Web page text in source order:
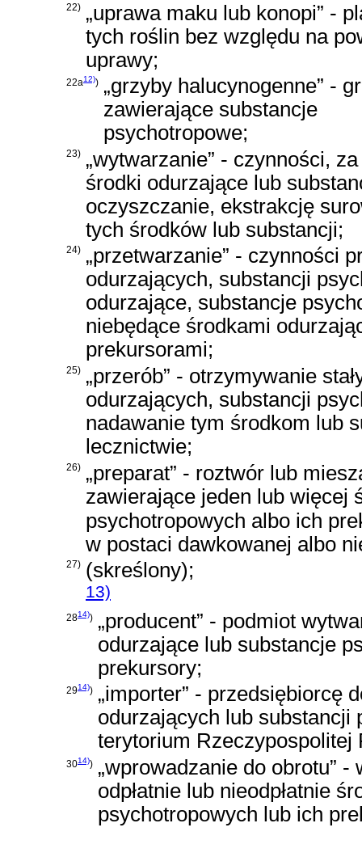
22) „uprawa maku lub konopi” -
tych roślin bez względu na
uprawy;
22a12)) „grzyby halucynogenne” -
zawierające substancje
psychotropowe;
23) „wytwarzanie” - czynności,
środki odurzające lub
oczyszczanie, ekstrakcję
tych środków lub substancji;
24) „przetwarzanie” - czynności
odurzających, substancji
odurzające, substancje
niebędące środkami
prekursorami;
25) „przerób” - otrzymywanie
odurzających, substancji
nadawanie tym środkom lub
lecznictwie;
26) „preparat” - roztwór lub
zawierające jeden lub więcej
psychotropowych albo ich
w postaci dawkowanej albo
27) (skreślony);
13)
2814)) „producent” - podmiot
odurzające lub substancje
prekursory;
2914)) „importer” - przedsiębiorcę
odurzających lub substancji
terytorium Rzeczypospolitej
3014)) „wprowadzanie do obrotu”
odpłatnie lub nieodpłatnie
psychotropowych lub ich